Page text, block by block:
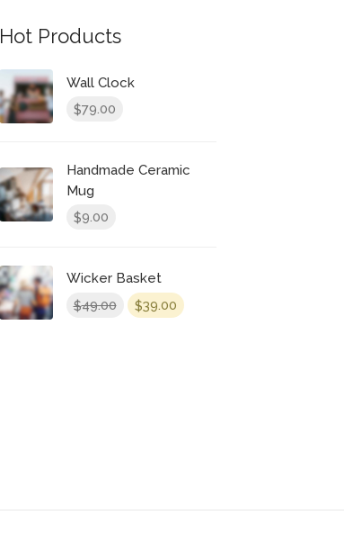
Hot Products
Wall Clock
$79.00
Handmade Ceramic
Mug
$9.00
Wicker Basket
$49.00 $39.00